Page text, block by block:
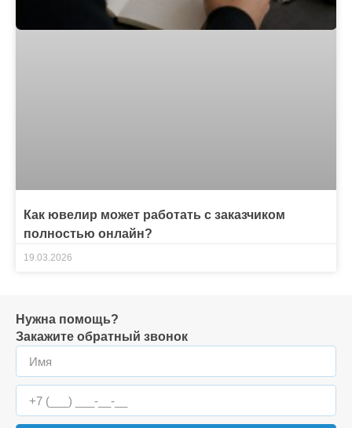
Как ювелир может работать с заказчиком
полностью онлайн?
19.03.2026
Нужна помощь?
Закажите обратный звонок